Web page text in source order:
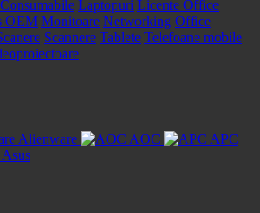
Laptopuri Licente Office
OEM Monitoare Networking Office
Scannere Tablete Telefoane mobile
Alienware AOC
APC
Asus